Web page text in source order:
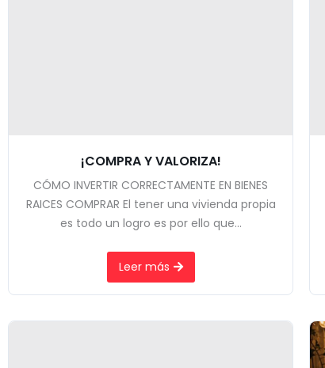
¡COMPRA Y VALORIZA!
CÓMO INVERTIR CORRECTAMENTE EN BIENES
RAICES COMPRAR El tener una vivienda propia
es todo un logro es por ello que...
Leer más